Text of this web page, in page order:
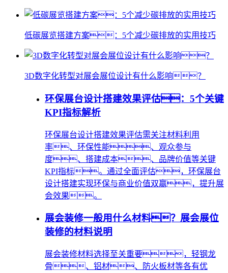
低碳展览搭建方案：5个减少碳排放的实用技巧
3D数字化转型对展会展位设计有什么影响？
环保展台设计搭建效果评估：5个关键
KPI指标解析
环保展台设计搭建效果评估需关注材料利用
率、环保性能、观众参与
度、搭建成本、品牌价值等关键
KPI指标。通过全面评估，环保展台
设计搭建实现环保与商业价值双赢，提升展
会效果。
展会装修一般用什么材料？展会展位
装修的材料说明
展会装修材料选择至关重要，轻钢龙
骨、铝材、防火板材等各有优